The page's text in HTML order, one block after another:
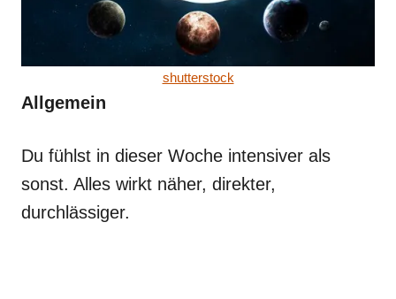
shutterstock
Allgemein
Du fühlst in dieser Woche intensiver als
sonst. Alles wirkt näher, direkter,
durchlässiger.